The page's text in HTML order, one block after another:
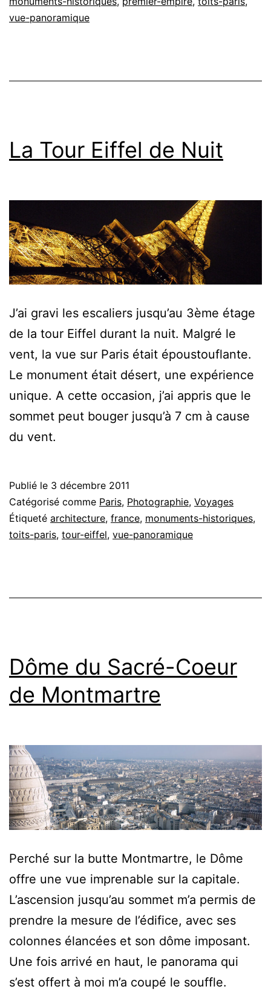
vue-panoramique
La Tour Eiffel de Nuit
J’ai gravi les escaliers jusqu’au 3ème étage
de la tour Eiffel durant la nuit. Malgré le
vent, la vue sur Paris était époustouflante.
Le monument était désert, une expérience
unique. A cette occasion, j’ai appris que le
sommet peut bouger jusqu’à 7 cm à cause
du vent.
Publié le 3 décembre 2011
Catégorisé comme Paris, Photographie, Voyages
Étiqueté architecture, france, monuments-historiques,
toits-paris, tour-eiffel, vue-panoramique
Dôme du Sacré-Coeur
de Montmartre
Perché sur la butte Montmartre, le Dôme
offre une vue imprenable sur la capitale.
L’ascension jusqu’au sommet m’a permis de
prendre la mesure de l’édifice, avec ses
colonnes élancées et son dôme imposant.
Une fois arrivé en haut, le panorama qui
s’est offert à moi m’a coupé le souffle.